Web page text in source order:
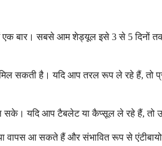
में एक बार। सबसे आम शेड्यूल इसे 3 से 5
सकती है। यदि आप तरल रूप ले रहे हैं, तो
यदि आप टैबलेट या कैप्सूल ले रहे हैं, तो
आ सकते हैं और संभावित रूप से